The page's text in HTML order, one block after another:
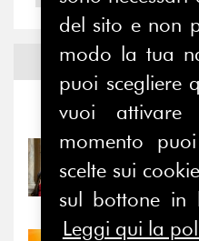
Notizie
31/07/2026
Prima della
il valore di...
del sito e non
modo la tua
puoi scegliere
vuoi
momento
scelte sui
sul bottone in
Leggi qui la